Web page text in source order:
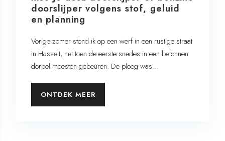
doorslijper volgens stof, geluid
en planning
Vorige zomer stond ik op een werf in een rustige straat
in Hasselt, net toen de eerste snedes in een betonnen
dorpel moesten gebeuren. De ploeg was...
ONTDEK MEER